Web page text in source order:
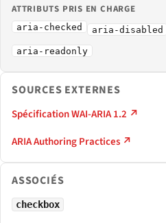
ATTRIBUTS PRIS EN CHARGE
aria-checked aria-disabled
aria-readonly
SOURCES EXTERNES
Spécification WAI-ARIA 1.2 ↗
ARIA Authoring Practices ↗
ASSOCIÉS
checkbox